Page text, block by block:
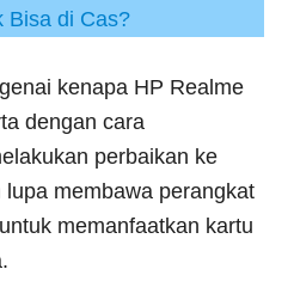
Bisa di Cas?
kenapa HP Realme
dengan cara
perbaikan ke
membawa perangkat
memanfaatkan kartu